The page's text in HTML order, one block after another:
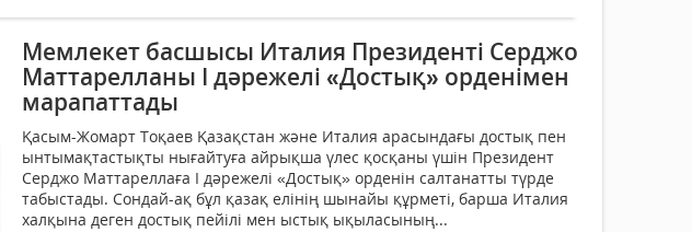
Мемлекет басшысы Италия Президенті Серджо
Маттарелланы І дәрежелі «Достық» орденімен
марапаттады
Қасым-Жомарт Тоқаев Қазақстан және Италия арасындағы достық пен
ынтымақтастықты нығайтуға айрықша үлес қосқаны үшін Президент
Серджо Маттареллаға І дәрежелі «Достық» орденін салтанатты түрде
табыстады. Сондай-ақ бұл қазақ елінің шынайы құрметі, барша Италия
халқына деген достық пейілі мен ыстық ықыласының...